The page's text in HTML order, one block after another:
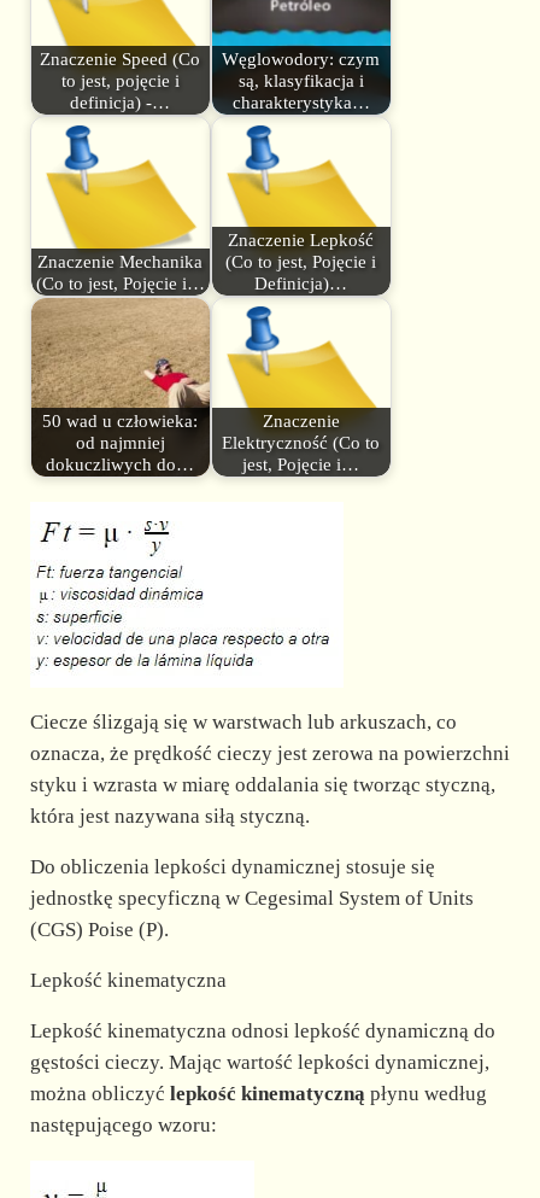
Znaczenie Speed (Co
to jest, pojęcie i
definicja) -…
Węglowodory: czym
są, klasyfikacja i
charakterystyka…
Znaczenie Mechanika
(Co to jest, Pojęcie i…
Znaczenie Lepkość
(Co to jest, Pojęcie i
Definicja)…
50 wad u człowieka:
od najmniej
dokuczliwych do…
Znaczenie
Elektryczność (Co to
jest, Pojęcie i…
Ciecze ślizgają się w warstwach lub arkuszach, co
oznacza, że prędkość cieczy jest zerowa na powierzchni
styku i wzrasta w miarę oddalania się tworząc styczną,
która jest nazywana siłą styczną.
Do obliczenia lepkości dynamicznej stosuje się
jednostkę specyficzną w Cegesimal System of Units
(CGS) Poise (P).
Lepkość kinematyczna
Lepkość kinematyczna odnosi lepkość dynamiczną do
gęstości cieczy. Mając wartość lepkości dynamicznej,
można obliczyć lepkość kinematycznąpłynu według
następującego wzoru: